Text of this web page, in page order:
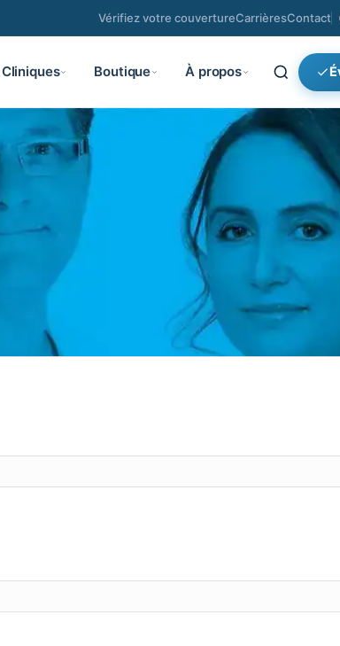
Vérifiez votre couvertureCarrièresContact
Cliniques Boutique À propos